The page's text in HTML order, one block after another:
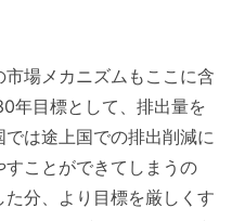
場メカニズムもここに含
年目標として、排出量を
は途上国での排出削減に
ことができてしまうの
分、より目標を厳しくす